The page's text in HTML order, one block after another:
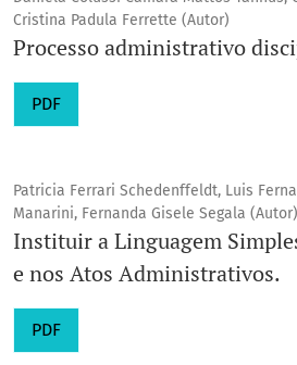
Cristina Padula Ferrette (Autor)
Processo administrativo
PDF
Patricia Ferrari Schedenffeldt, Luis
Manarini, Fernanda Gisele Segala (Autor)
Instituir a Linguagem
e nos Atos Administrativos.
PDF